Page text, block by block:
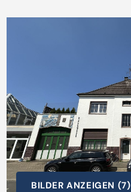
BILDER ANZEIGEN (7)